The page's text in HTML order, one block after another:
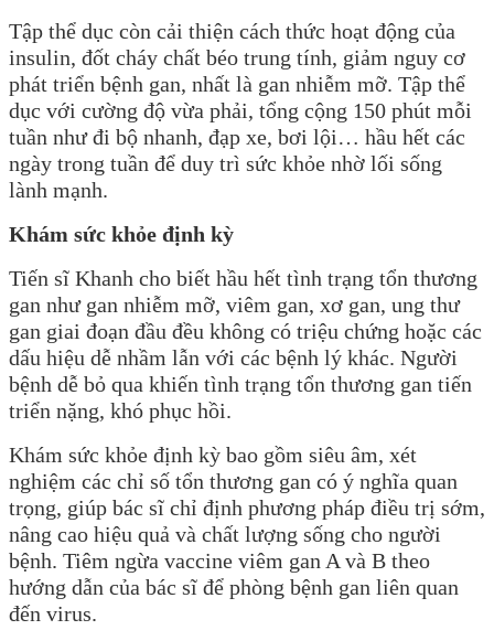
Tập thể dục còn cải thiện cách thức hoạt động của
insulin, đốt cháy chất béo trung tính, giảm nguy cơ
phát triển bệnh gan, nhất là gan nhiễm mỡ. Tập thể
dục với cường độ vừa phải, tổng cộng 150 phút mỗi
tuần như đi bộ nhanh, đạp xe, bơi lội… hầu hết các
ngày trong tuần để duy trì sức khỏe nhờ lối sống
lành mạnh.
Khám sức khỏe định kỳ
Tiến sĩ Khanh cho biết hầu hết tình trạng tổn thương
gan như gan nhiễm mỡ, viêm gan, xơ gan, ung thư
gan giai đoạn đầu đều không có triệu chứng hoặc các
dấu hiệu dễ nhầm lẫn với các bệnh lý khác. Người
bệnh dễ bỏ qua khiến tình trạng tổn thương gan tiến
triển nặng, khó phục hồi.
Khám sức khỏe định kỳ bao gồm siêu âm, xét
nghiệm các chỉ số tổn thương gan có ý nghĩa quan
trọng, giúp bác sĩ chỉ định phương pháp điều trị sớm,
nâng cao hiệu quả và chất lượng sống cho người
bệnh. Tiêm ngừa vaccine viêm gan A và B theo
hướng dẫn của bác sĩ để phòng bệnh gan liên quan
đến virus.